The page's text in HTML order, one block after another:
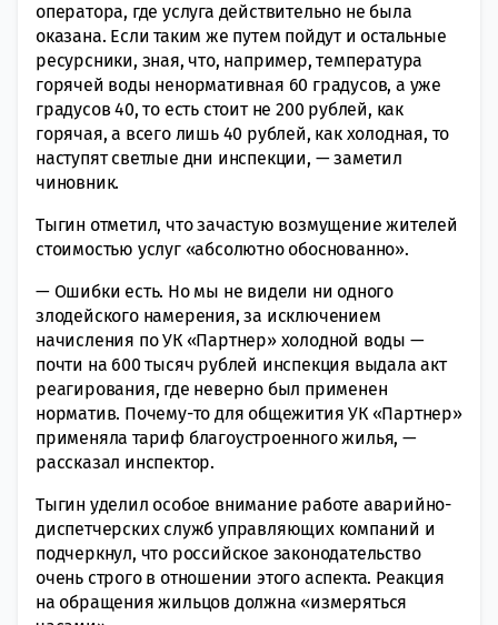
оператора, где услуга действительно не была
оказана. Если таким же путем пойдут и остальные
ресурсники, зная, что, например, температура
горячей воды ненормативная 60 градусов, а уже
градусов 40, то есть стоит не 200 рублей, как
горячая, а всего лишь 40 рублей, как холодная, то
наступят светлые дни инспекции, — заметил
чиновник.
Тыгин отметил, что зачастую возмущение жителей
стоимостью услуг «абсолютно обоснованно».
— Ошибки есть. Но мы не видели ни одного
злодейского намерения, за исключением
начисления по УК «Партнер» холодной воды —
почти на 600 тысяч рублей инспекция выдала акт
реагирования, где неверно был применен
норматив. Почему-то для общежития УК «Партнер»
применяла тариф благоустроенного жилья, —
рассказал инспектор.
Тыгин уделил особое внимание работе аварийно-
диспетчерских служб управляющих компаний и
подчеркнул, что российское законодательство
очень строго в отношении этого аспекта. Реакция
на обращения жильцов должна «измеряться